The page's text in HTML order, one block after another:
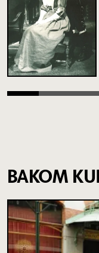
BAKOM